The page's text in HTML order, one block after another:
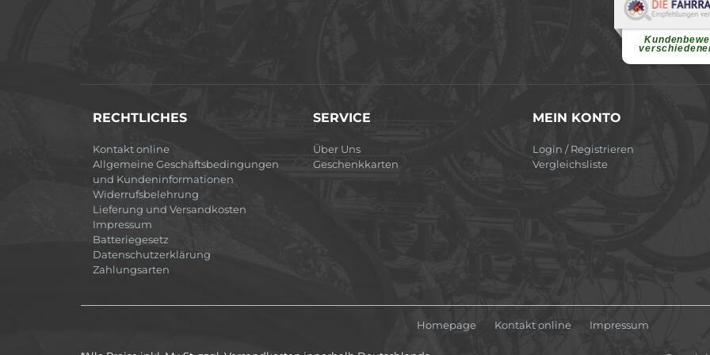
Superschnelle und
weiterlesen
RECHTLICHES
Kontakt online
Allgemeine Geschäftsbedingungen
und Kundeninformationen
Widerrufsbelehrung
Lieferung und Versandkosten
Impressum
Batteriegesetz
Datenschutzerklärung
Zahlungsarten
SERVICE
Über Uns
Geschenkkarten
MEIN KONTO
Login / Registrieren
Vergleichsliste
Homepage Kontakt online Impressum